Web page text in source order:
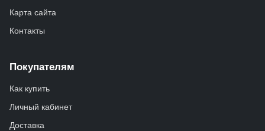
Карта сайта
Контакты
Покупателям
Как купить
Личный кабинет
Доставка